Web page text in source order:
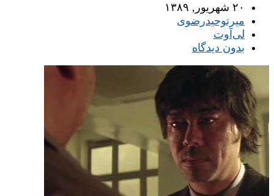
۲۰ شهریور, ۱۳۸۹
میر‌توحیدرضوی
لی‌آوت
بدون دیدگاه